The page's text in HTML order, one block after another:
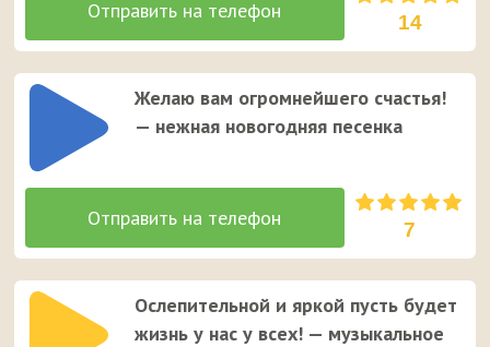
14
Желаю вам огромнейшего счастья!
— нежная новогодняя песенка
7
Ослепительной и яркой пусть будет
жизнь у нас у всех! — музыкальное